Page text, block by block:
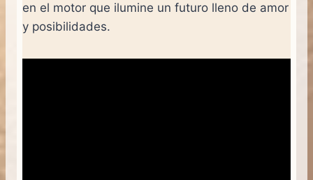
en el motor que ilumine un futuro lleno de amor
y posibilidades.